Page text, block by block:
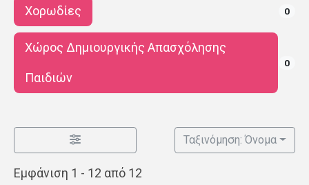
Χορωδίες 0
Χώρος Δημιουργικής Απασχόλησης
Παιδιών
0
Εμφάνιση 1 - 12 από 12
Ταξινόμηση: Όνομα